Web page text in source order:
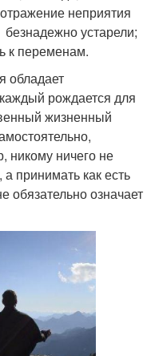
неприятия
устарели;
к переменам.
обладает
рождается для
жизненный
никому ничего не
а принимать как есть
обязательно означает